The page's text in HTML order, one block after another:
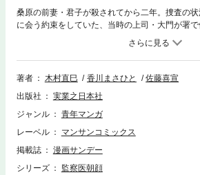
桑原の前妻・君子が殺されてから二年。捜査の
に会う約束をしていた、当時の上司・大門が署
病院にかけつけた桑原と朝顔は、大門がドナー
される。大門の死により、命について再度考え
捜査の状況を聞いた万平に、君子を殺害した犬
を指摘され……。
著者 木村直巳 香川まさひと
佐藤喜宣
出版社
実業之日本社
ジャンル
青年マンガ
レーベル
マンサンコミックス
掲載誌
漫画サンデー
シリーズ
監察医朝顔